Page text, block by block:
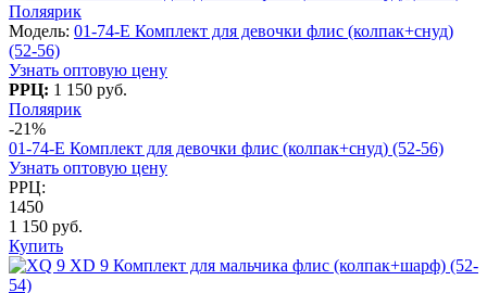
Поляярик
Модель: 01-74-E Комплект для девочки флис (колпак+снуд)
(52-56)
Узнать оптовую цену
РРЦ: 1 150 руб.
Поляярик
-21%
01-74-E Комплект для девочки флис (колпак+снуд) (52-56)
Узнать оптовую цену
РРЦ:
1450
1 150 руб.
Купить